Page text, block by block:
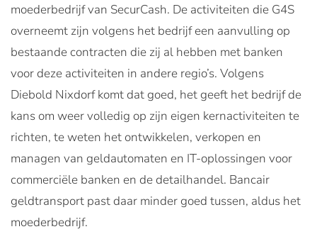
moederbedrijf van SecurCash. De activiteiten die G4S
overneemt zijn volgens het bedrijf een aanvulling op
bestaande contracten die zij al hebben met banken
voor deze activiteiten in andere regio’s. Volgens
Diebold Nixdorf komt dat goed, het geeft het bedrijf de
kans om weer volledig op zijn eigen kernactiviteiten te
richten, te weten het ontwikkelen, verkopen en
managen van geldautomaten en IT-oplossingen voor
commerciële banken en de detailhandel. Bancair
geldtransport past daar minder goed tussen, aldus het
moederbedrijf.